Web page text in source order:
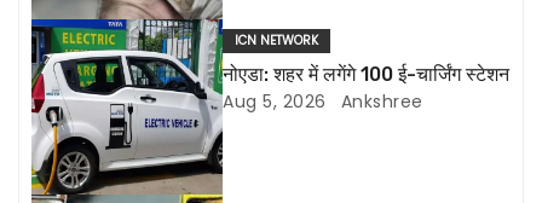
g
a
t
i
ICN NETWORK
नोएडा: शहर में लगेंगे 100 ई-चार्जिंग स्टेशन
Aug 5, 2026 Ankshree